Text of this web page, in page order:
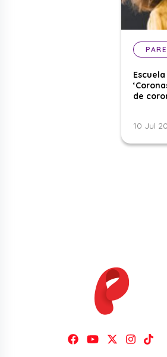
de
10 Jul